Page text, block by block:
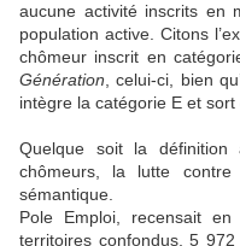
aucune activité inscrits en
population active. Citons l’
chômeur inscrit en
Génération, celui-ci, bien
intègre la catégorie E et
Quelque soit la définition
chômeurs, la lutte
sémantique.
Pole Emploi, recensait
territoires confondus, 5